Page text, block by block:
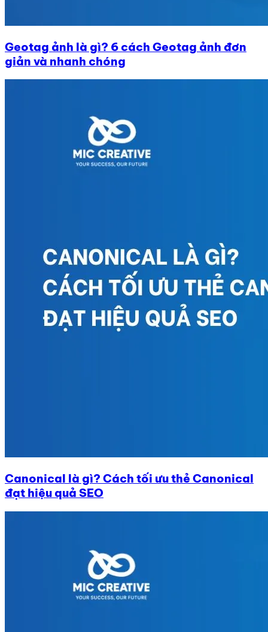
Geotag ảnh là gì? 6 cách Geotag ảnh đơn
giản và nhanh chóng
Canonical là gì? Cách tối ưu thẻ Canonical
đạt hiệu quả SEO